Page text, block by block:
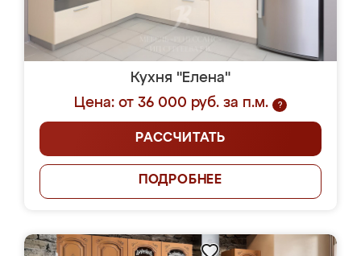
Кухня "Елена"
Цена: от 36 000 руб. за п.м.
?
РАССЧИТАТЬ
ПОДРОБНЕЕ